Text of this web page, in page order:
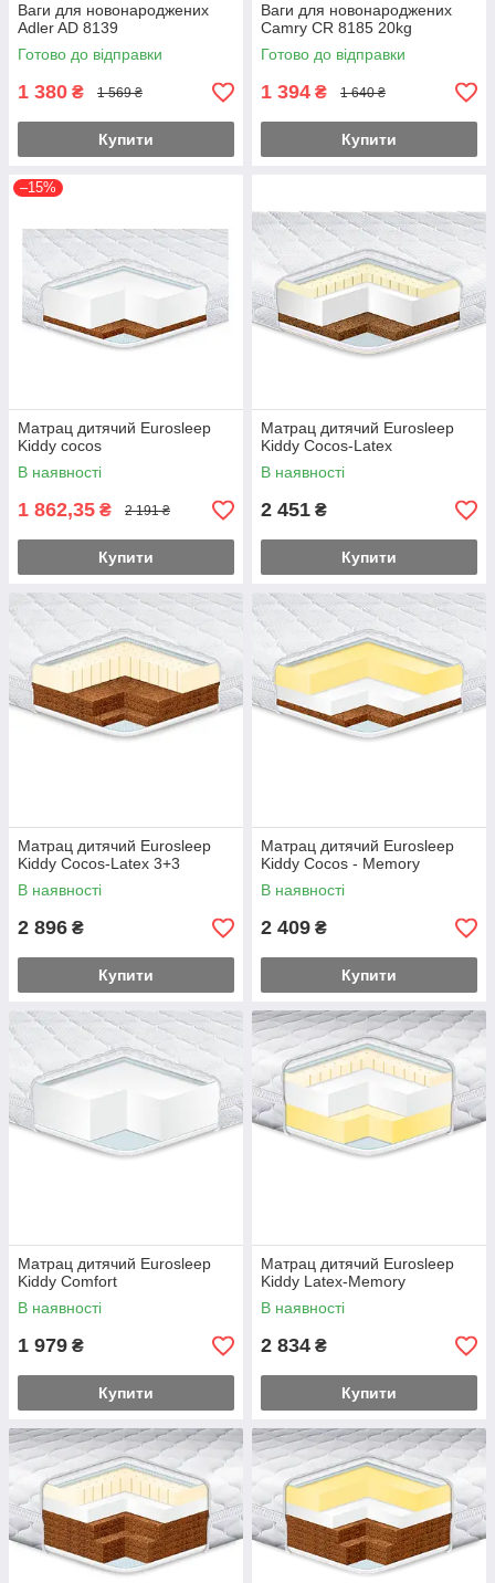
Ваги для новонароджених
Adler AD 8139
Готово до відправки
1 380 ₴ 1 569 ₴
Купити
Ваги для новонароджених
Camry CR 8185 20kg
Готово до відправки
1 394 ₴ 1 640 ₴
Купити
–15%
Матрац дитячий Eurosleep
Kiddy cocos
В наявності
1 862,35 ₴ 2 191 ₴
Купити
Матрац дитячий Eurosleep
Kiddy Сосоѕ-Latex
В наявності
2 451 ₴
Купити
Матрац дитячий Eurosleep
Kiddy Сосоѕ-Latex 3+3
В наявності
2 896 ₴
Купити
Матрац дитячий Eurosleep
Kiddy Сосоѕ - Memory
В наявності
2 409 ₴
Купити
Матрац дитячий Eurosleep
Kiddy Comfort
В наявності
1 979 ₴
Купити
Матрац дитячий Eurosleep
Kiddy Latex-Memory
В наявності
2 834 ₴
Купити